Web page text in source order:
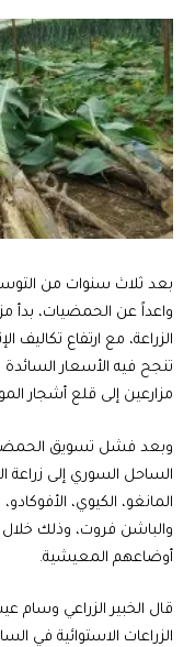
بعد ثلاث سنوات من التوسع
واعداً عن الحمضيات، بدأ
الزراعة، مع ارتفاع تكاليف
تنجح فيه الأسعار
مزارعين إلى قلع أشجار
وبعد فشل تسويق
الساحل السوري إلى زراعة
المانغو، الكيوي،
والباشن فروت، وذلك
أوضاعهم المعيشية.
الزراعات الاستوائية في